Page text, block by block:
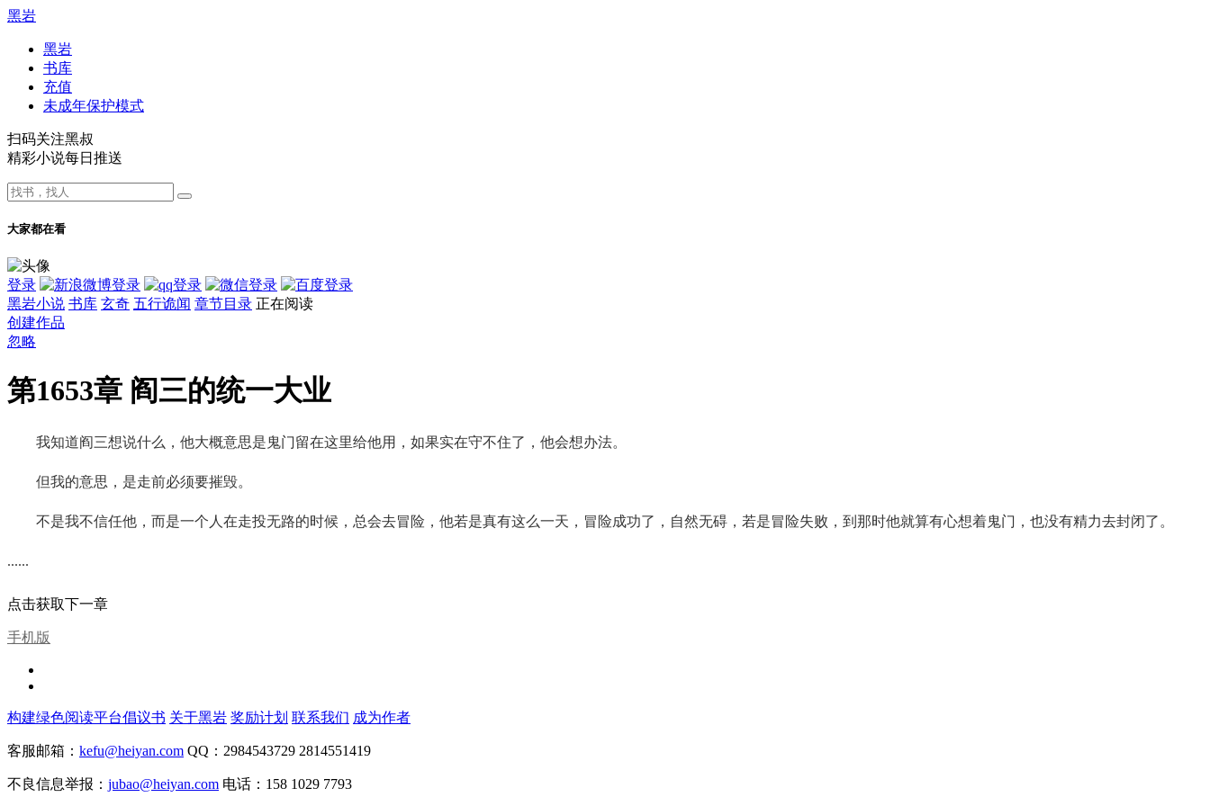
黑岩
黑岩
书库
充值
未成年保护模式
扫码关注黑叔
精彩小说每日推送
大家都在看
登录
黑岩小说 书库 玄奇 五行诡闻 章节目录 正在阅读
创建作品
忽略
第1653章 阎三的统一大业
我知道阎三想说什么，他大概意思是鬼门留在这里给他用，如果实在守不住了，他会想办法。
但我的意思，是走前必须要摧毁。
不是我不信任他，而是一个人在走投无路的时候，总会去冒险，他若是真有这么一天，冒险成功了，自然无碍，若是冒险失败，到那时他就算有心想着鬼门，也没有精力去封闭了。
......
点击获取下一章
手机版
构建绿色阅读平台倡议书 关于黑岩 奖励计划 联系我们 成为作者
客服邮箱： kefu@heiyan.com QQ：2984543729 2814551419
不良信息举报： jubao@heiyan.com 电话：158 1029 7793